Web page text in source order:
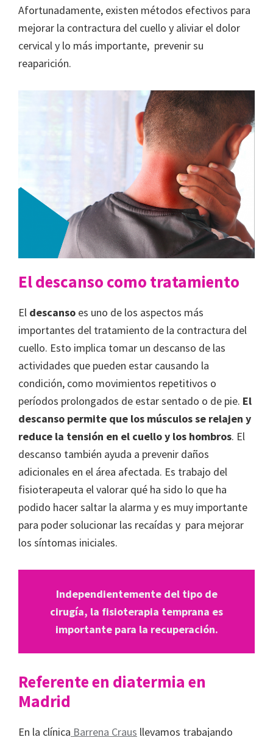
Afortunadamente, existen métodos efectivos para
mejorar la contractura del cuello y aliviar el dolor
cervical y lo más importante, prevenir su
reaparición.
El descanso como tratamiento
El descanso es uno de los aspectos más
importantes del tratamiento de la contractura del
cuello. Esto implica tomar un descanso de las
actividades que pueden estar causando la
condición, como movimientos repetitivos o
períodos prolongados de estar sentado o de pie. El
descanso permite que los músculos se relajen y
reduce la tensión en el cuello y los hombros. El
descanso también ayuda a prevenir daños
adicionales en el área afectada. Es trabajo del
fisioterapeuta el valorar qué ha sido lo que ha
podido hacer saltar la alarma y es muy importante
para poder solucionar las recaídas y para mejorar
los síntomas iniciales.
Independientemente del tipo de
cirugía, la fisioterapia temprana es
importante para la recuperación.
Referente en diatermia en
Madrid
En la clínica Barrena Craus llevamos trabajando